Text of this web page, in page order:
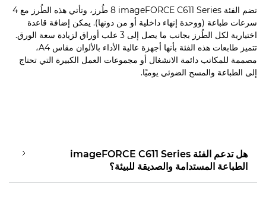
تضم الفئة imageFORCE C611 Series‏ 8 طُرز، وتأتي هذه الطُرز مع 4
سرعات طباعة (ووحدة إنهاء داخلية أو من دونها). يمكن إضافة قاعدة
اختيارية لكل الطُرز بجانب ما يصل إلى 3 علب أوراق لزيادة سعة الورق.
تتميز طابعات هذه الفئة بأنها أجهزة عالية الأداء بالألوان مقاس A4،
مصممة للمكاتب دائمة الانشغال أو مجموعات العمل الكبيرة التي تحتاج
إلى الطباعة والمسح الضوئي يوميًا.
هل تدعم الفئة imageFORCE C611 Series
الطباعة المستدامة والصديقة للبيئة؟